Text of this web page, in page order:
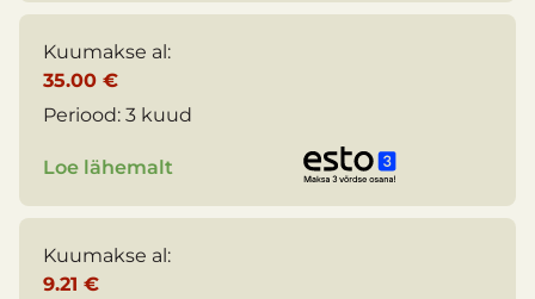
Kuumakse al:
35.00 €
Periood: 3 kuud
Loe lähemalt
Kuumakse al:
9.21 €